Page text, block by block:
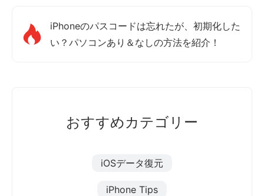
iPhoneのパスコードは忘れたが、初期化した
い？パソコンあり＆なしの方法を紹介！
おすすめカテゴリー
iOSデータ復元
iPhone Tips